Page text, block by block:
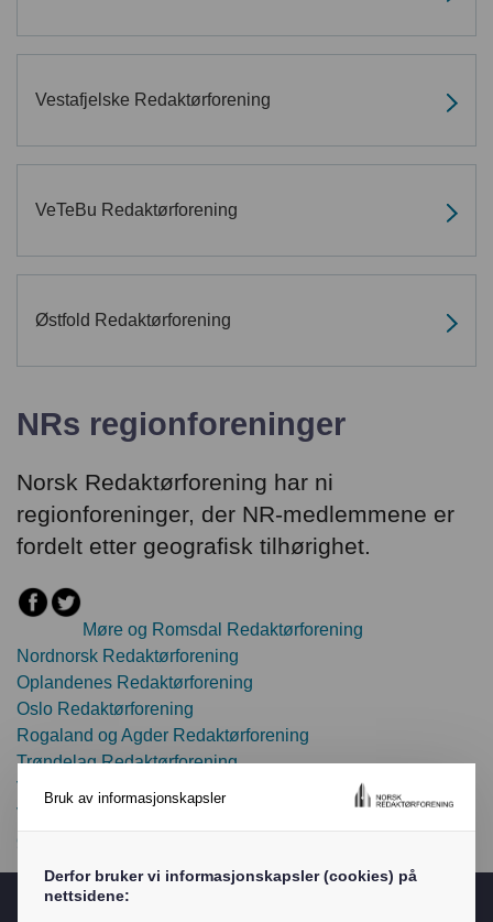
Vestafjelske Redaktørforening
VeTeBu Redaktørforening
Østfold Redaktørforening
NRs regionforeninger
Norsk Redaktørforening har ni
regionforeninger, der NR-medlemmene er
fordelt etter geografisk tilhørighet.
Møre og Romsdal Redaktørforening
Nordnorsk Redaktørforening
Oplandenes Redaktørforening
Oslo Redaktørforening
Rogaland og Agder Redaktørforening
Trøndelag Redaktørforening
Vestafjelske Redaktørforening
VeTeBu Redaktørforening
Østfold Redaktørforening
Bruk av informasjonskapsler
Derfor bruker vi informasjonskapsler (cookies) på
nettsidene: